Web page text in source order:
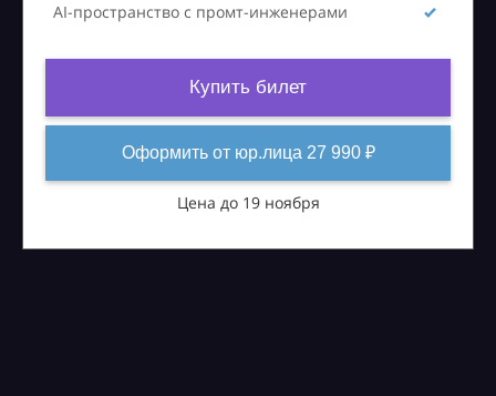
AI-пространство с промт-инженерами
Купить билет
Оформить от юр.лица 27 990 ₽
Цена до 19 ноября